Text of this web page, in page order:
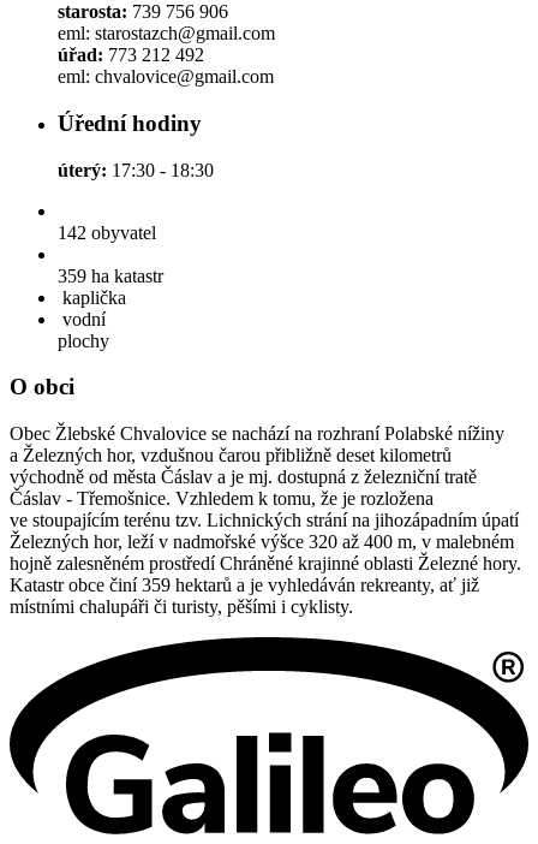
starosta: 739 756 906
eml: starostazch@gmail.com
úřad: 773 212 492
eml: chvalovice@gmail.com
Úřední hodiny
úterý: 17:30 - 18:30
142 obyvatel
359 ha katastr
kaplička
vodní
plochy
O obci
Obec Žlebské Chvalovice se nachází na rozhraní Polabské nížiny
a Železných hor, vzdušnou čarou přibližně deset kilometrů
východně od města Čáslav a je mj. dostupná z železniční tratě
Čáslav - Třemošnice. Vzhledem k tomu, že je rozložena
ve stoupajícím terénu tzv. Lichnických strání na jihozápadním úpatí
Železných hor, leží v nadmořské výšce 320 až 400 m, v malebném
hojně zalesněném prostředí Chráněné krajinné oblasti Železné hory.
Katastr obce činí 359 hektarů a je vyhledáván rekreanty, ať již
místními chalupáři či turisty, pěšími i cyklisty.